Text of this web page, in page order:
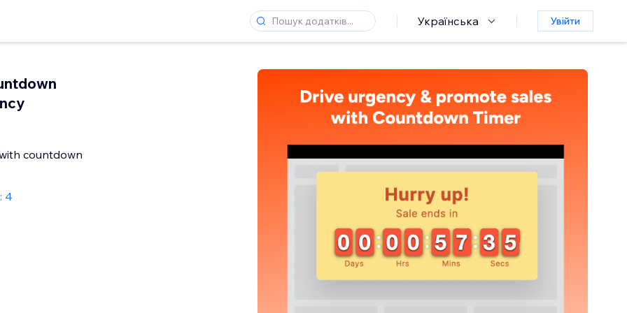
Українська Увійти
countdown
4